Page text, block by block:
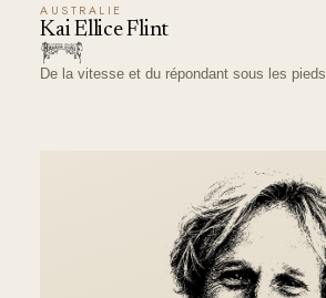
AUSTRALIE
Kai Ellice Flint
De la vitesse et du répondant sous les pieds.